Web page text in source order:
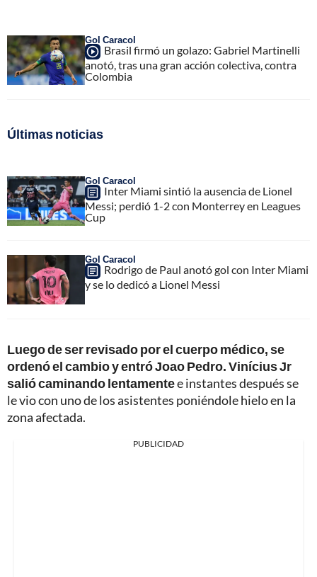
Gol Caracol
Brasil firmó un golazo: Gabriel Martinelli
anotó, tras una gran acción colectiva, contra
Colombia
Últimas noticias
Gol Caracol
Inter Miami sintió la ausencia de Lionel
Messi; perdió 1-2 con Monterrey en Leagues
Cup
Gol Caracol
Rodrigo de Paul anotó gol con Inter Miami
y se lo dedicó a Lionel Messi
Luego de ser revisado por el cuerpo médico, se
ordenó el cambio y entró Joao Pedro. Vinícius Jr
salió caminando lentamentee instantes después se
le vio con uno de los asistentes poniéndole hielo en la
zona afectada.
PUBLICIDAD